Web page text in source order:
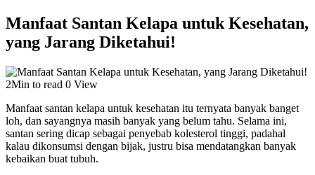
Manfaat Santan Kelapa untuk Kesehatan,
yang Jarang Diketahui!
2Min to read 0 View
Manfaat santan kelapa untuk kesehatan itu ternyata banyak banget
loh, dan sayangnya masih banyak yang belum tahu. Selama ini,
santan sering dicap sebagai penyebab kolesterol tinggi, padahal
kalau dikonsumsi dengan bijak, justru bisa mendatangkan banyak
kebaikan buat tubuh.